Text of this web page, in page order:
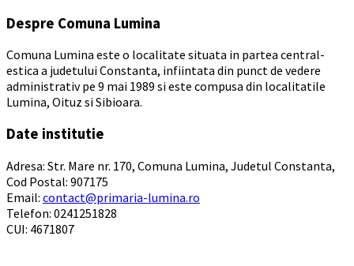
Despre Comuna Lumina
Comuna Lumina este o localitate situata in partea central-
estica a judetului Constanta, infiintata din punct de vedere
administrativ pe 9 mai 1989 si este compusa din localitatile
Lumina, Oituz si Sibioara.
Date institutie
Adresa: Str. Mare nr. 170, Comuna Lumina, Judetul Constanta,
Cod Postal: 907175
Email: contact@primaria-lumina.ro
Telefon: 0241251828
CUI: 4671807